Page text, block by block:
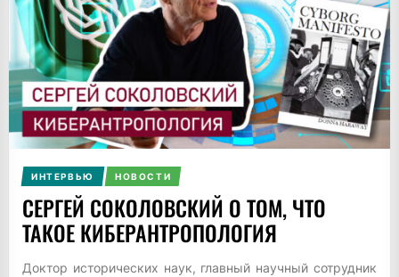
ИНТЕРВЬЮ НОВОСТИ
СЕРГЕЙ СОКОЛОВСКИЙ О ТОМ, ЧТО
ТАКОЕ КИБЕРАНТРОПОЛОГИЯ
Доктор исторических наук, главный научный сотрудник